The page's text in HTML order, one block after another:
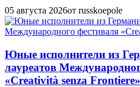
05 августа 2026от russkoepole
Юные исполнители из
лауреатов
«Creatività senza Frontiere»